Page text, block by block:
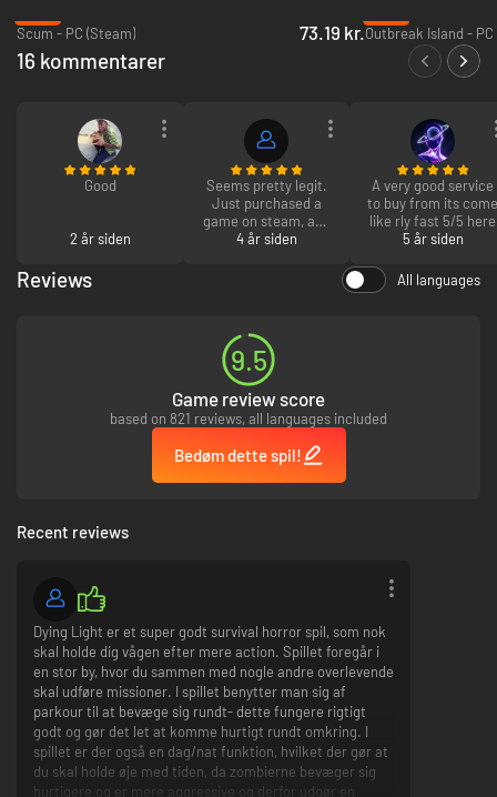
Scum - PC (Steam)
73.19 kr.Outbreak Island - PC
16 kommentarer
Good
2 år siden
Seems pretty legit.
Just purchased a
game on steam, and
I had no problem
receiving it, and no
problem there, the
game shows up in my
steam library ready
for download.
4 år siden
A very good service
to buy from its come
like rly fast 5/5 here
5 år siden
Reviews All languages
9.5
Game review score
based on 821 reviews, all languages included
Bedøm dette spil!
Recent reviews
Dying Light er et super godt survival horror spil, som nok
skal holde dig vågen efter mere action. Spillet foregår i
en stor by, hvor du sammen med nogle andre overlevende
skal udføre missioner. I spillet benytter man sig af
parkour til at bevæge sig rundt- dette fungere rigtigt
godt og gør det let at komme hurtigt rundt omkring. I
spillet er der også en dag/nat funktion, hvilket der gør at
du skal holde øje med tiden, da zombierne bevæger sig
hurtigere og er mere aggressive og derfor udgør en